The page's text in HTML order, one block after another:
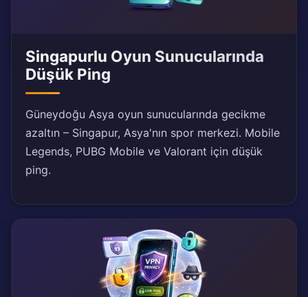
Singapurlu Oyun Sunucularında
Düşük Ping
Güneydoğu Asya oyun sunucularında gecikme
azaltın – Singapur, Asya'nın spor merkezi. Mobile
Legends, PUBG Mobile ve Valorant için düşük
ping.